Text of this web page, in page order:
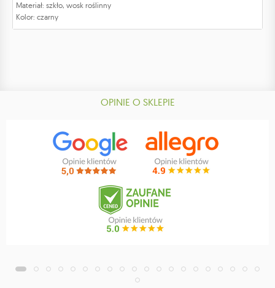
Materiał: szkło, wosk roślinny
Kolor: czarny
OPINIE O SKLEPIE